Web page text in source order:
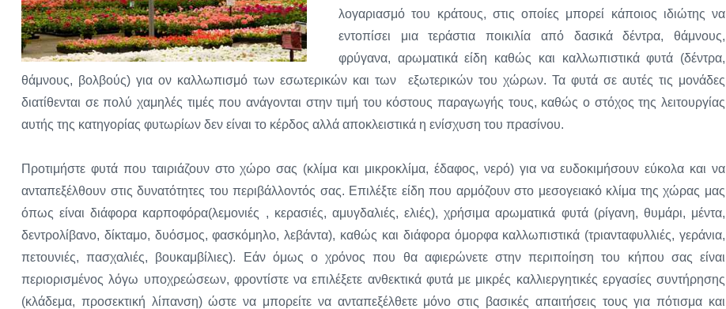
λογαριασμό του κράτους, στις οποίες μπορεί κάποιος ιδιώτης να
εντοπίσει μια τεράστια ποικιλία από δασικά δέντρα, θάμνους,
φρύγανα, αρωματικά είδη καθώς και καλλωπιστικά φυτά (δέντρα,
θάμνους, βολβούς) για ον καλλωπισμό των εσωτερικών και των εξωτερικών του χώρων. Τα φυτά σε αυτές τις μονάδες
διατίθενται σε πολύ χαμηλές τιμές που ανάγονται στην τιμή του κόστους παραγωγής τους, καθώς ο στόχος της λειτουργίας
αυτής της κατηγορίας φυτωρίων δεν είναι το κέρδος αλλά αποκλειστικά η ενίσχυση του πρασίνου.
Προτιμήστε φυτά που ταιριάζουν στο χώρο σας (κλίμα και μικροκλίμα, έδαφος, νερό) για να ευδοκιμήσουν εύκολα και να
ανταπεξέλθουν στις δυνατότητες του περιβάλλοντός σας. Επιλέξτε είδη που αρμόζουν στο μεσογειακό κλίμα της χώρας μας
όπως είναι διάφορα καρποφόρα(λεμονιές , κερασιές, αμυγδαλιές, ελιές), χρήσιμα αρωματικά φυτά (ρίγανη, θυμάρι, μέντα,
δεντρολίβανο, δίκταμο, δυόσμος, φασκόμηλο, λεβάντα), καθώς και διάφορα όμορφα καλλωπιστικά (τριανταφυλλιές, γεράνια,
πετουνιές, πασχαλιές, βουκαμβίλιες). Εάν όμως ο χρόνος που θα αφιερώνετε στην περιποίηση του κήπου σας είναι
περιορισμένος λόγω υποχρεώσεων, φροντίστε να επιλέξετε ανθεκτικά φυτά με μικρές καλλιεργητικές εργασίες συντήρησης
(κλάδεμα, προσεκτική λίπανση) ώστε να μπορείτε να ανταπεξέλθετε μόνο στις βασικές απαιτήσεις τους για πότισμα και